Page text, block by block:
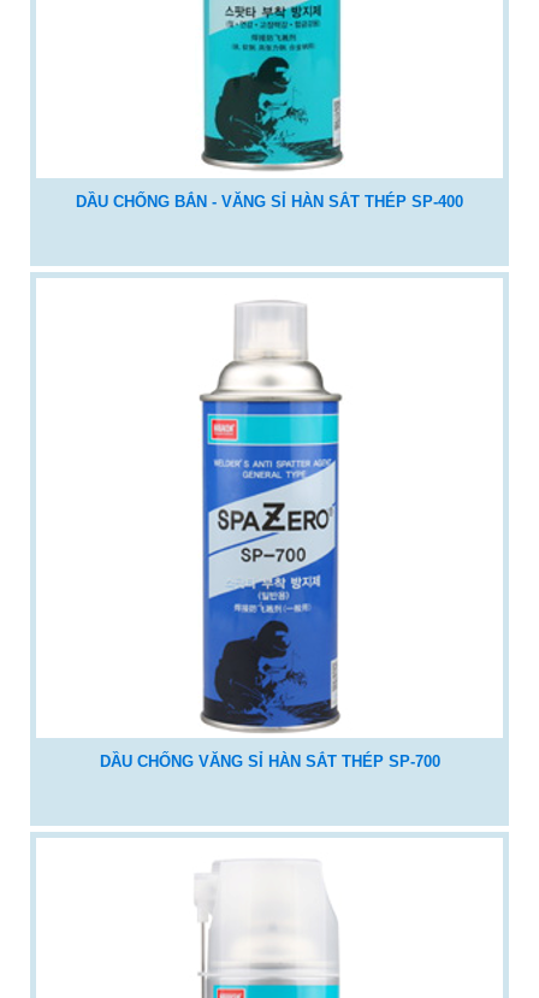
DẦU CHỐNG BẮN - VĂNG SỈ HÀN SẮT THÉP SP-400
DẦU CHỐNG VĂNG SỈ HÀN SẮT THÉP SP-700